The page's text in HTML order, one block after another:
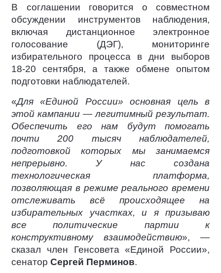
В соглашении говорится о совместном
обсуждении инструментов наблюдения,
включая дистанционное электронное
голосование (ДЭГ), мониторинге
избирательного процесса в дни выборов
18-20 сентября, а также обмене опытом
подготовки наблюдателей.
«Для «Единой России» основная цель в
этой кампании — легитимный результат.
Обеспечить его нам будут помогать
почти 200 тысяч наблюдателей,
подготовкой которых мы занимаемся
непрерывно. У нас создана
технологическая платформа,
позволяющая в режиме реального времени
отслеживать всё происходящее на
избирательных участках, и я призываю
все политические партии к
конструктивному взаимодействию», —
сказал член Генсовета «Единой России»,
сенатор Сергей Перминов.